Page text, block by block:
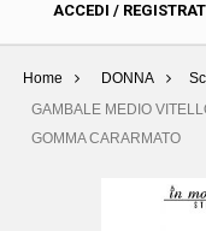
ACCEDI /
Home DONNA
GAMBALE MEDIO
GOMMA CARARMATO